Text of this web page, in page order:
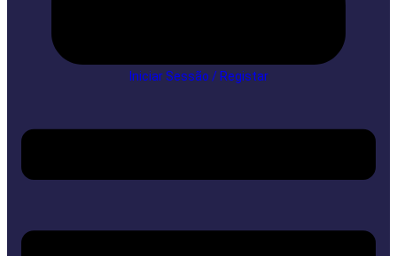
Iniciar Sessão / Registar